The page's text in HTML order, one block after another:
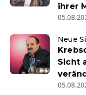
ihrer
Neue
Sicht